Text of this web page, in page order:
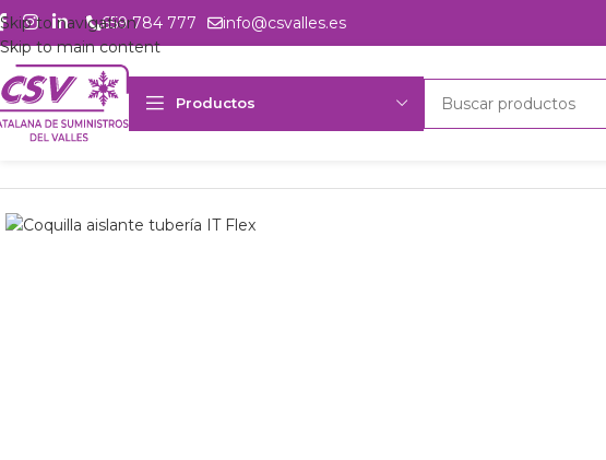
Skip to navigation
Skip to main content
659 784 777 info@csvalles.es
Productos
Inicio Productos